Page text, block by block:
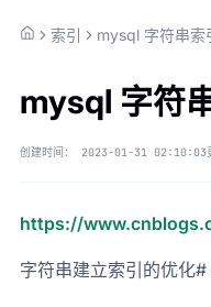
索引 mysql 字符串索
mysql 字符
创建时间： 2023-01-31 02:10:03
https://
字符串建立索引的优化#